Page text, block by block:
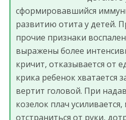
сформировавшийся
развитию отита у детей.
прочие признаки
выражены более
кричит, отказывается от
крика ребенок хватается
вертит головой. При
козелок плач
отстраниться от руки,